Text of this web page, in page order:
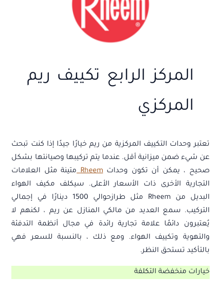
المركز الرابع تكييف ريم
المركزي
تعتبر وحدات التكييف المركزية من ريم خيارًا جيدًا إذا كنت تبحث
عن شيء ضمن ميزانية أقل. عندما يتم تركيبها وصيانتها بشكل
صحيح ، يمكن أن تكون وحداتRheem متينة مثل العلامات
التجارية الأخرى ذات الأسعار الأعلى. سيكلف مكيف الهواء
البديل من Rheem مثل طرازحوالي 1500 دينارًا في إجمالي
التركيب. سمع العديد من مالكي المنازل عن ريم ، لكنهم لا
يُعتبرون دائمًا علامة تجارية رائدة في مجال أنظمة التدفئة
والتهوية وتكييف الهواء. ومع ذلك ، بالنسبة للسعر فهي
بالتأكيد تستحق النظر.
خيارات منخفضة التكلفة